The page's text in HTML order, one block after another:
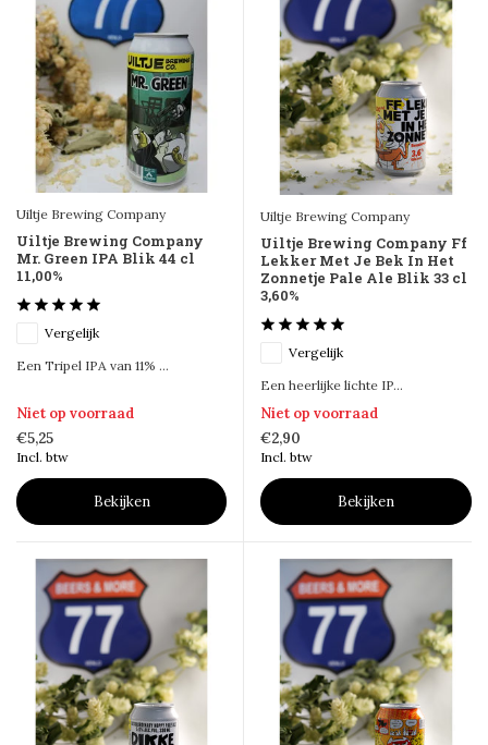
Uiltje Brewing Company
Uiltje Brewing Company
Mr. Green IPA Blik 44 cl
11,00%
Vergelijk
Een Tripel IPA van 11% ...
Niet op voorraad
€5,25
Incl. btw
Bekijken
Uiltje Brewing Company
Uiltje Brewing Company Ff
Lekker Met Je Bek In Het
Zonnetje Pale Ale Blik 33 cl
3,60%
Vergelijk
Een heerlijke lichte IP...
Niet op voorraad
€2,90
Incl. btw
Bekijken